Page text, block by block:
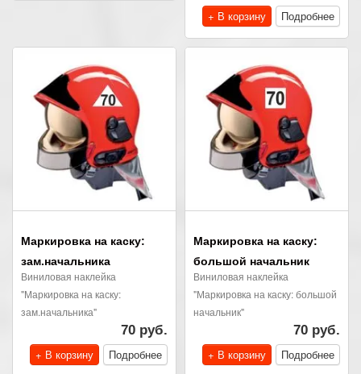
+ В корзину
Подробнее
Маркировка на каску:
зам.начальника
Виниловая наклейка
"Маркировка на каску:
зам.начальника"
70 руб.
+ В корзину
Подробнее
Маркировка на каску:
большой начальник
Виниловая наклейка
"Маркировка на каску: большой
начальник"
70 руб.
+ В корзину
Подробнее